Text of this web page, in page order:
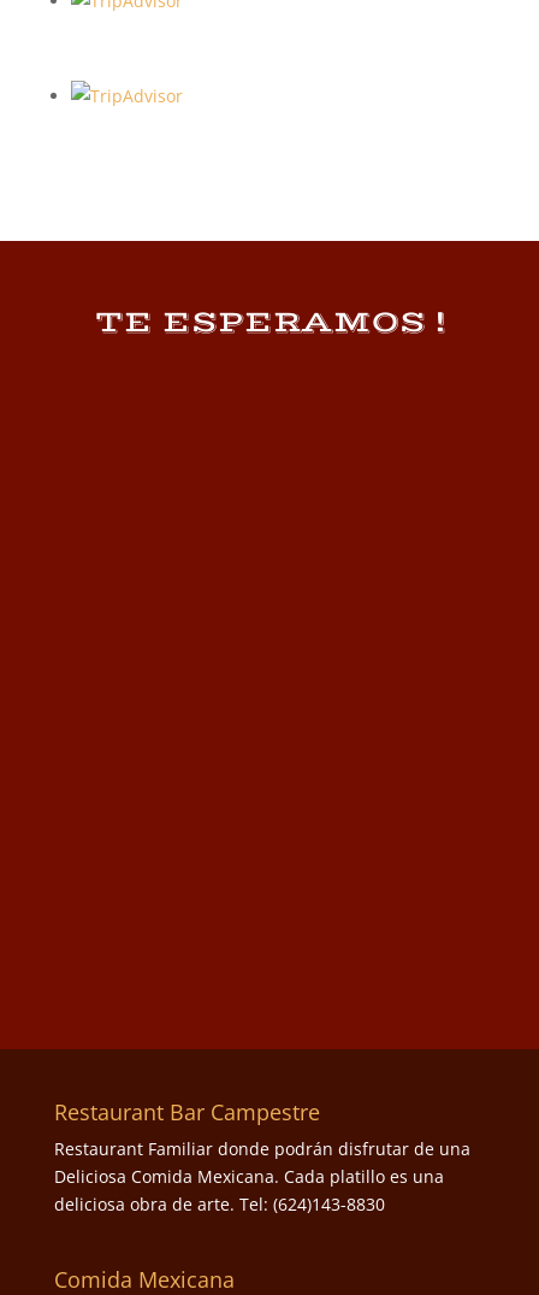
TE ESPERAMOS !
Restaurant Bar Campestre
Restaurant Familiar donde podrán disfrutar de una
Deliciosa Comida Mexicana. Cada platillo es una
deliciosa obra de arte. Tel: (624)143-8830
Comida Mexicana